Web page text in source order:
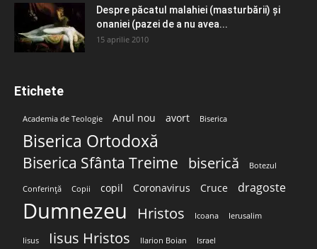
Despre păcatul malahiei (masturbării) şi
onaniei (pazei de a nu avea...
15 aprilie 2010
Etichete
Academia de Teologie Anul nou avort Biserica
Biserica Ortodoxă
Biserica Sfânta Treime biserică Botezul
Conferință Copii copil Coronavirus Cruce dragoste
Dumnezeu Hristos Icoana Ierusalim
Iisus Iisus Hristos Ilarion Boian Israel